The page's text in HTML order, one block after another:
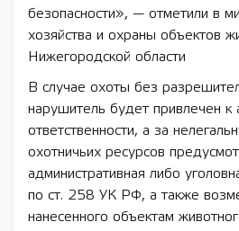
безопасности», — отметили в
хозяйства и охраны объектов
Нижегородской области
В случае охоты без
нарушитель будет привлечен к
ответственности, а за
охотничьих ресурсов
административная либо
по ст. 258 УК РФ, а также
нанесенного объектам